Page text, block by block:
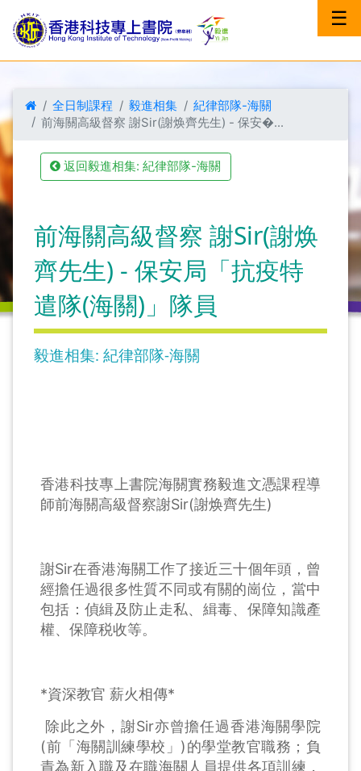
☰
全日制課程 毅進相集
紀律部隊-海關
前海關高級督察 謝Sir(謝焕齊先生) - 保安�...
返回毅進相集: 紀律部隊-海關
前海關高級督察 謝Sir(謝焕
齊先生) - 保安局「抗疫特
遣隊(海關)」隊員
毅進相集: 紀律部隊-海關
香港科技專上書院海關實務毅進文憑課程導
師前海關高級督察謝Sir(謝焕齊先生)
謝Sir在香港海關工作了接近三十個年頭，曾
經擔任過很多性質不同或有關的崗位，當中
包括：偵緝及防止走私、緝毒、保障知識產
權、保障税收等。
*資深教官 薪火相傳*
除此之外，謝Sir亦曾擔任過香港海關學院
(前「海關訓練學校」)的學堂教官職務；負
責為新入職及在職海關人員提供各項訓練，